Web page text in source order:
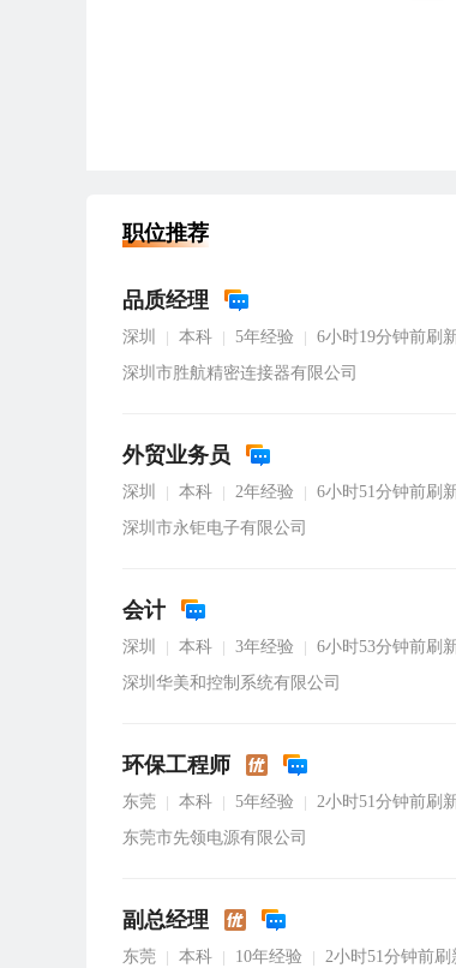
职位推荐
品质经理
深圳 本科 5年经验
6小时19分钟前刷
深圳市胜航精密连接器有限公司
外贸业务员
深圳 本科 2年经验
6小时51分钟前刷
深圳市永钜电子有限公司
会计
深圳 本科 3年经验
6小时53分钟前刷
深圳华美和控制系统有限公司
环保工程师
东莞 本科 5年经验
2小时51分钟前刷
东莞市先领电源有限公司
副总经理
东莞 本科 10年经验
2小时51分钟前刷